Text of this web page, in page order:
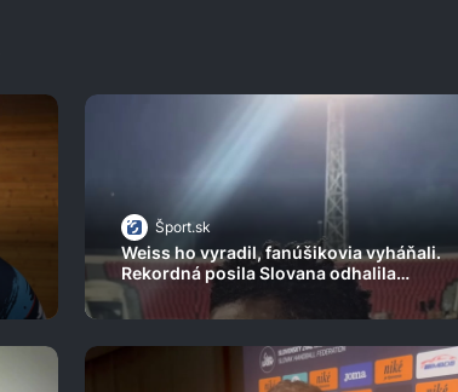
Šport.sk
Weiss ho vyradil, fanúšikovia vyháňali.
Rekordná posila Slovana odhalila
tragické zákulisie